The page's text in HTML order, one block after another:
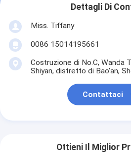
Dettagli Di
Miss. Tiffany
0086 15014195661
Costruzione di No.C, Wanda
Shiyan, distretto di Bao'an,
Contattaci
Ottieni Il Miglior